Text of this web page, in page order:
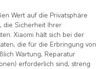
Wert auf die Privatsphäre
die Sicherheit Ihrer
Xiaomi hält sich bei der
die für die Erbringung von
Wartung, Reparatur
erforderlich sind, streng